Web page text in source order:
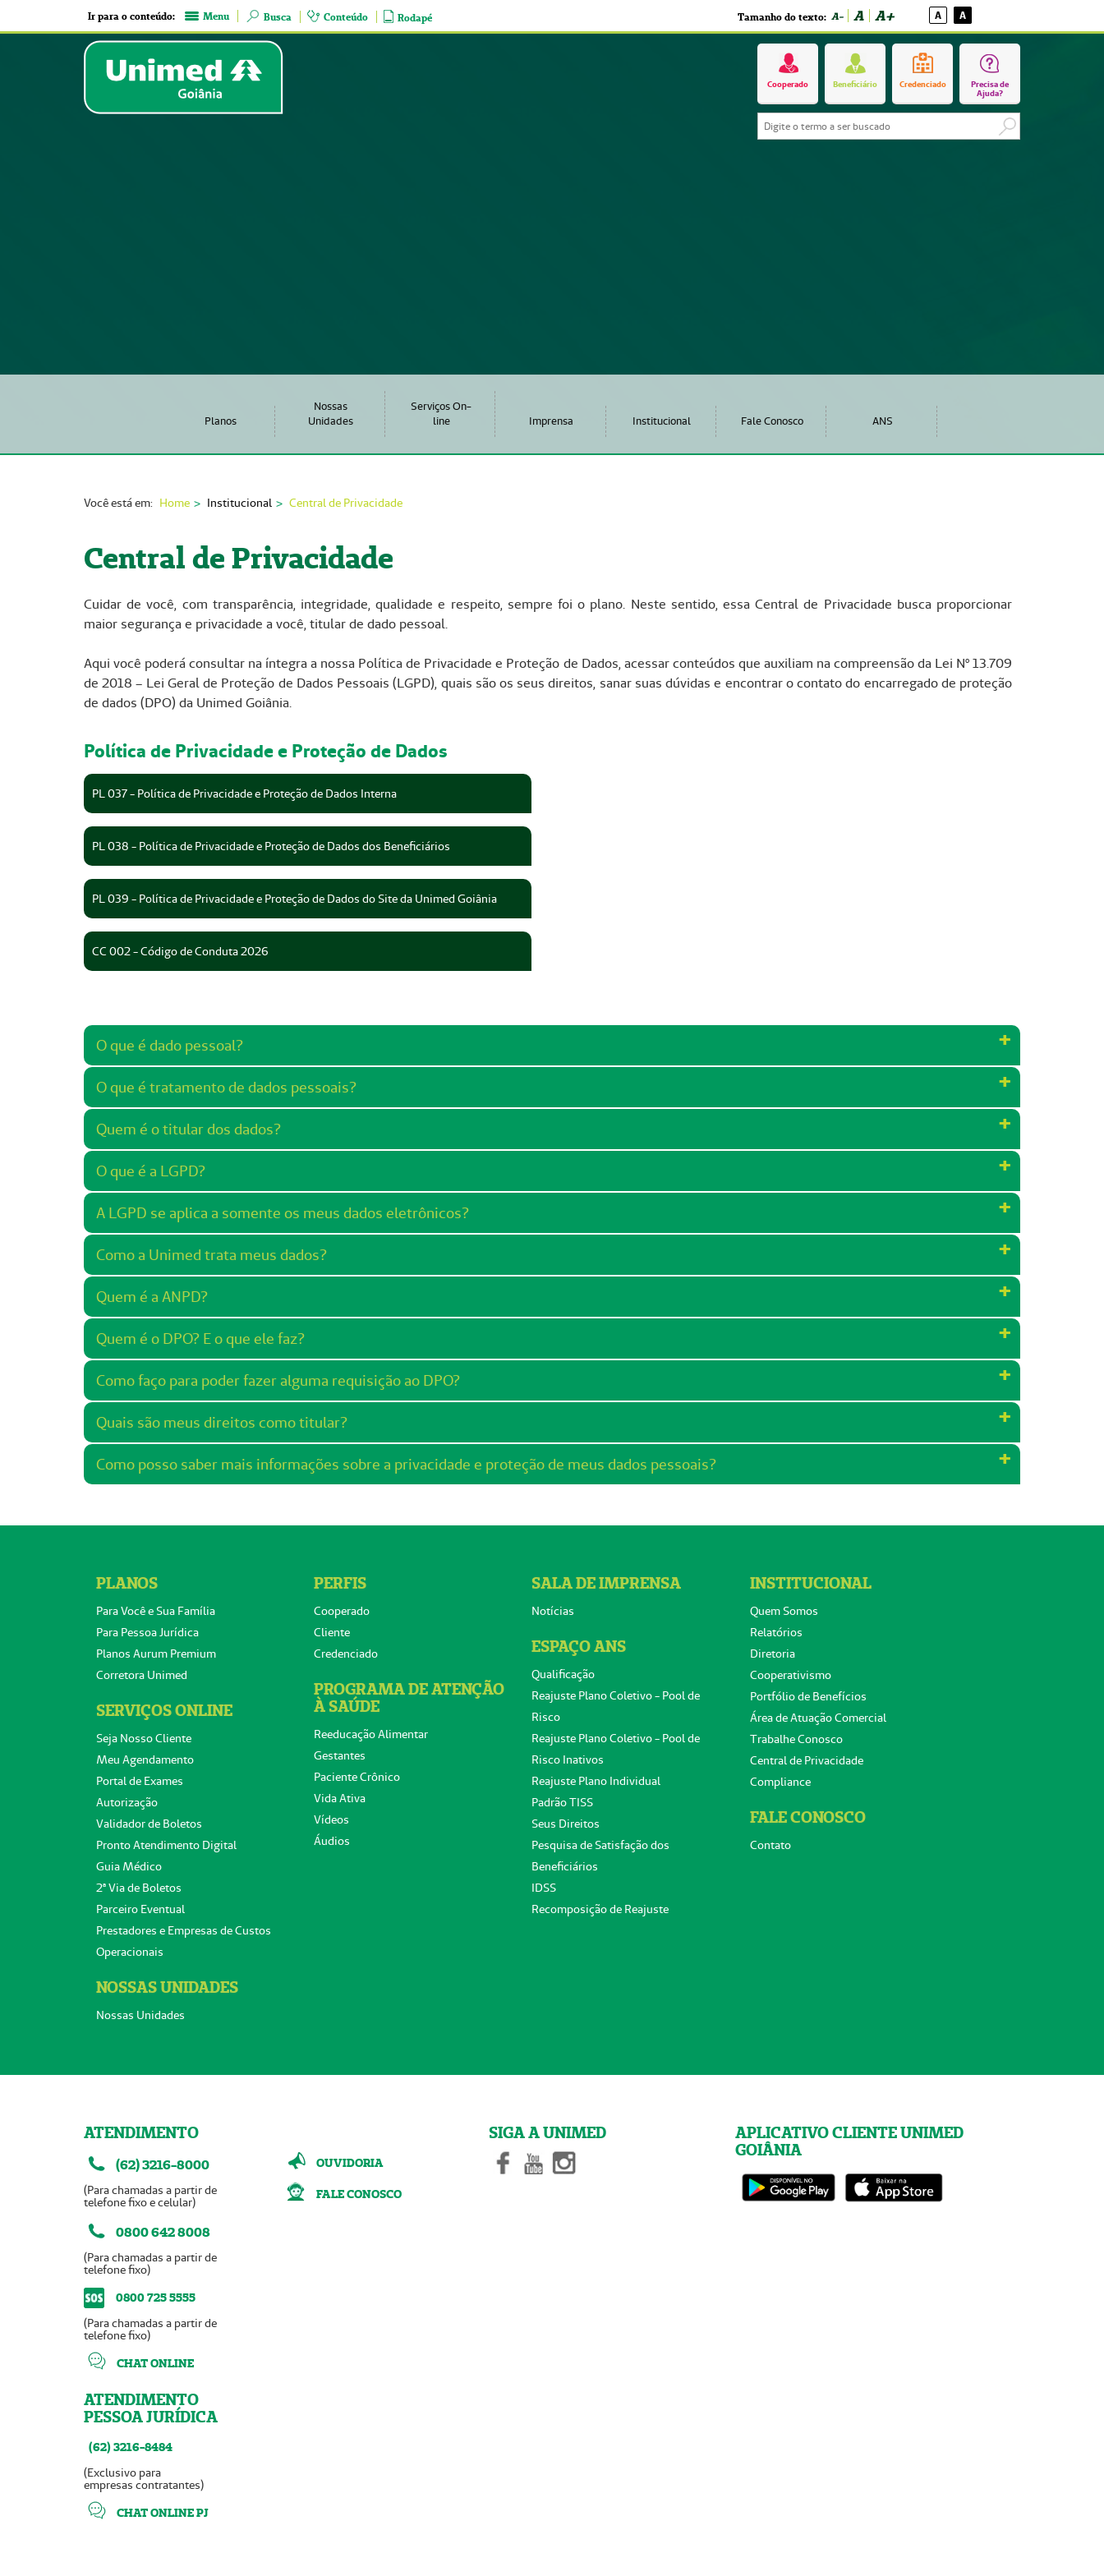
Ir para o conteúdo: Menu Busca Conteúdo Rodapé Tamanho do texto: A- A A+ A A
Cooperado Beneficiário Credenciado
Precisa de
Ajuda?
Planos
Nossas
Unidades
Serviços On-
line
Imprensa Institucional Fale Conosco ANS
Você está em: Home Institucional Central de Privacidade
Central de Privacidade
Cuidar de você, com transparência, integridade, qualidade e respeito, sempre foi o plano. Neste sentido, essa Central de Privacidade busca proporcionar
maior segurança e privacidade a você, titular de dado pessoal.
Aqui você poderá consultar na íntegra a nossa Política de Privacidade e Proteção de Dados, acessar conteúdos que auxiliam na compreensão da Lei Nº 13.709
de 2018 – Lei Geral de Proteção de Dados Pessoais (LGPD), quais são os seus direitos, sanar suas dúvidas e encontrar o contato do encarregado de proteção
de dados (DPO) da Unimed Goiânia.
Política de Privacidade e Proteção de Dados
PL 037 - Política de Privacidade e Proteção de Dados Interna
PL 038 - Política de Privacidade e Proteção de Dados dos Beneficiários
PL 039 - Política de Privacidade e Proteção de Dados do Site da Unimed Goiânia
CC 002 - Código de Conduta 2026
O que é dado pessoal?
O que é tratamento de dados pessoais?
Quem é o titular dos dados?
O que é a LGPD?
A LGPD se aplica a somente os meus dados eletrônicos?
Como a Unimed trata meus dados?
Quem é a ANPD?
Quem é o DPO? E o que ele faz?
Como faço para poder fazer alguma requisição ao DPO?
Quais são meus direitos como titular?
Como posso saber mais informações sobre a privacidade e proteção de meus dados pessoais?
PLANOS
Para Você e Sua Família
Para Pessoa Jurídica
Planos Aurum Premium
Corretora Unimed
SERVIÇOS ONLINE
Seja Nosso Cliente
Meu Agendamento
Portal de Exames
Autorização
Validador de Boletos
Pronto Atendimento Digital
Guia Médico
2ª Via de Boletos
Parceiro Eventual
Prestadores e Empresas de Custos
Operacionais
NOSSAS UNIDADES
Nossas Unidades
PERFIS
Cooperado
Cliente
Credenciado
PROGRAMA DE ATENÇÃO
À SAÚDE
Reeducação Alimentar
Gestantes
Paciente Crônico
Vida Ativa
Vídeos
Áudios
SALA DE IMPRENSA
Notícias
ESPAÇO ANS
Qualificação
Reajuste Plano Coletivo - Pool de
Risco
Reajuste Plano Coletivo - Pool de
Risco Inativos
Reajuste Plano Individual
Padrão TISS
Seus Direitos
Pesquisa de Satisfação dos
Beneficiários
IDSS
Recomposição de Reajuste
INSTITUCIONAL
Quem Somos
Relatórios
Diretoria
Cooperativismo
Portfólio de Benefícios
Área de Atuação Comercial
Trabalhe Conosco
Central de Privacidade
Compliance
FALE CONOSCO
Contato
ATENDIMENTO
(62) 3216-8000
(Para chamadas a partir de
telefone fixo e celular)
0800 642 8008
(Para chamadas a partir de
telefone fixo)
0800 725 5555
(Para chamadas a partir de
telefone fixo)
CHAT ONLINE
ATENDIMENTO
PESSOA JURÍDICA
(62) 3216-8484
(Exclusivo para
empresas contratantes)
CHAT ONLINE PJ
OUVIDORIA
FALE CONOSCO
SIGA A UNIMED
APLICATIVO CLIENTE UNIMED
GOIÂNIA